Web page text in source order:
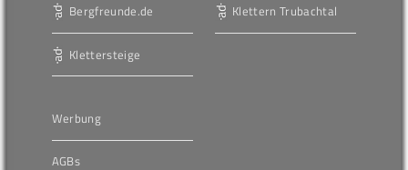
Bergfreunde.de
Klettersteige
Klettern Trubachtal
Werbung
AGBs